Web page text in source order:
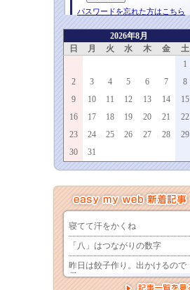
パスワードを忘れた方はこちら
2026年8月
日
月 火 水 木 金
土
1
2
3 4 5 6 7
8
9
10 11 12 13 14
15
16
17 18 19 20 21
22
23
24 25 26 27 28
29
30
31